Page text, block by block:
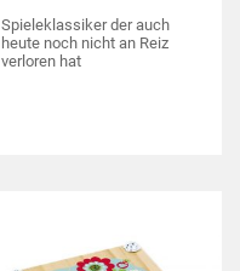
Spieleklassiker der auch
heute noch nicht an Reiz
verloren hat